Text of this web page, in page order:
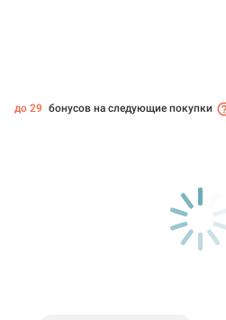
до 29 бонусов на следующие покупки